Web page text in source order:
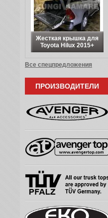
Жесткая крышка для
Toyota Hilux 2015+
Все спецпредложения
ПРОИЗВОДИТЕЛИ